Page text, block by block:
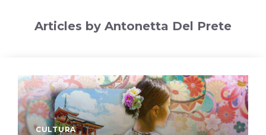
Articles by Antonetta Del Prete
CULTURA